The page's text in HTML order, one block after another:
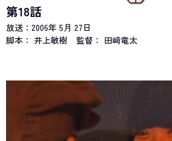
第18話
放送： 2006年 5月 27日
脚本： 井上敏樹
監督： 田﨑竜太